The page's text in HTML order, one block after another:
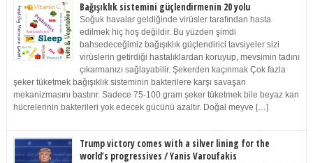
Bağışıklık sistemini güçlendirmenin 20 yolu
Soğuk havalar geldiğinde virüsler tarafından hasta
edilmek hiç hoş değildir. Bu yüzden şimdi
bahsedeceğimiz bağışıklık güçlendirici tavsiyeler sizi
virüslerin getirdiği hastalıklardan koruyup, mevsimin tadını
çıkarmanızı sağlayabilir. Şekerden kaçınmak Çok fazla
şeker tüketmek bağışıklık sisteminin bakterilere karşı savaşan
mekanizmasını bastırır. Sadece 75-100 gram şeker tüketmek bile beyaz kan
hücrelerinin bakterileri yok edecek gücünü azaltır. Doğal meyve […]
Trump victory comes with a silver lining for the
world’s progressives / Yanis Varoufakis